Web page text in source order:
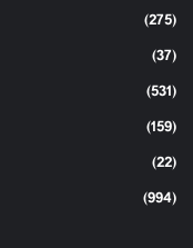
(275)
(37)
(531)
(159)
(22)
(994)